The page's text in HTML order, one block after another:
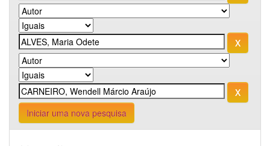
Iniciar uma nova pesquisa